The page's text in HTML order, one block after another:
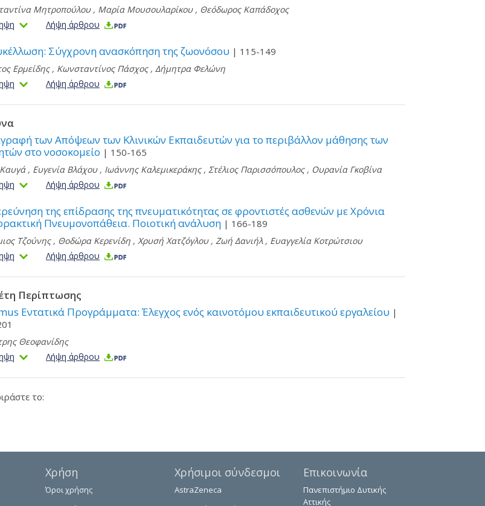
Μητροπούλου, Μαρία Μουσουλαρίκου, Θεόδωρος Καπάδοχος
Λήψη άρθρου
Σύγχρονη ανασκόπηση της ζωονόσου | 115-149
Ερμείδης, Κωνσταντίνος Πάσχος, Δήμητρα Φελώνη
Λήψη άρθρου
των Απόψεων των Κλινικών Εκπαιδευτών για το περιβάλλον μάθησης των
στο νοσοκομείο | 150-165
, Ευγενία Βλάχου, Ιωάννης Καλεμικεράκης, Στέλιος Παρισσόπουλος, Ουρανία Γκοβίνα
Λήψη άρθρου
της επίδρασης της πνευματικότητας σε φροντιστές ασθενών με Χρόνια
Πνευμονοπάθεια. Ποιοτική ανάλυση| 166-189
Τζούνης, Θοδώρα Κερενίδη, Χρυσή Χατζόγλου, Ζωή Δανιήλ, Ευαγγελία Κοτρώτσιου
Λήψη άρθρου
Περίπτωσης
Εντατικά Προγράμματα: Έλεγχος ενός καινοτόμου εκπαιδευτικού εργαλείου |
Θεοφανίδης
Λήψη άρθρου
το:
Χρήση
Όροι χρήσης
Χρήσιμοι σύνδεσμοι
AstraZeneca
Επικοινωνία
Πανεπιστήμιο Δυτικής
Αττικής